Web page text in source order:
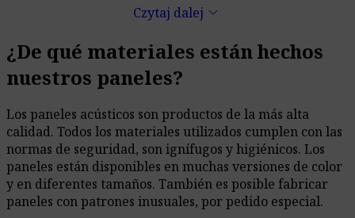
Czytaj dalej keyboard_arrow_down
¿De qué materiales están hechos
nuestros paneles?
Los paneles acústicos son productos de la más alta
calidad. Todos los materiales utilizados cumplen con las
normas de seguridad, son ignífugos y higiénicos. Los
paneles están disponibles en muchas versiones de color
y en diferentes tamaños. También es posible fabricar
paneles con patrones inusuales, por pedido especial.